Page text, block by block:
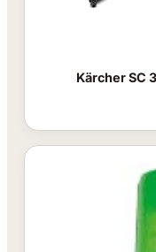
Kärcher SC